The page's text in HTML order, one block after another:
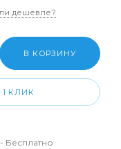
дешевле?
В КОРЗИНУ
КЛИК
Бесплатно